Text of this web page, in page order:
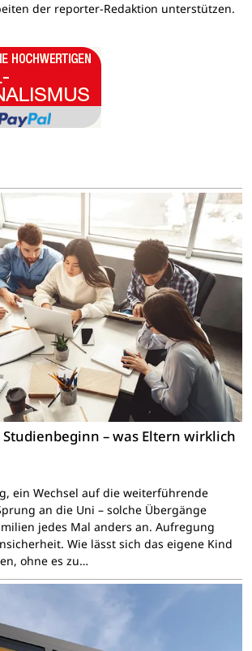
der reporter-Redaktion unterstützen.
– was Eltern wirklich
ein Wechsel auf die weiterführende
an die Uni – solche Übergänge
jedes Mal anders an. Aufregung
Wie lässt sich das eigene Kind
ohne es zu…